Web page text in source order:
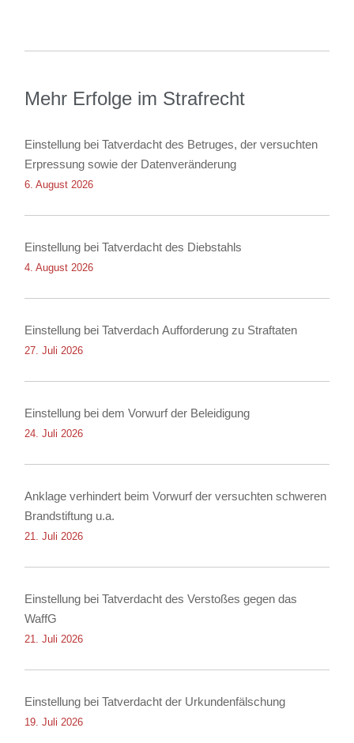
Mehr Erfolge im Strafrecht
Einstellung bei Tatverdacht des Betruges, der versuchten
Erpressung sowie der Datenveränderung
6. August 2026
Einstellung bei Tatverdacht des Diebstahls
4. August 2026
Einstellung bei Tatverdach Aufforderung zu Straftaten
27. Juli 2026
Einstellung bei dem Vorwurf der Beleidigung
24. Juli 2026
Anklage verhindert beim Vorwurf der versuchten schweren
Brandstiftung u.a.
21. Juli 2026
Einstellung bei Tatverdacht des Verstoßes gegen das
WaffG
21. Juli 2026
Einstellung bei Tatverdacht der Urkundenfälschung
19. Juli 2026